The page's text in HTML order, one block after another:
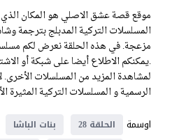
موقع قصة عشق الاصلي هو المكان
المسلسلات التركية المدبلج بترجمة
.يمكنكم الاطلاع أيضا على شبكة أو
لمشاهدة المزيد من المسلسلات
الرسمية و المسلسلات التركية المثيرة
اوسمة
الحلقة 28 بنات الباشا